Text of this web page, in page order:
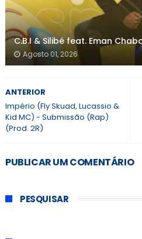
C.B.I & Silibé feat. Eman
Agosto 01, 2026
ANTERIOR
Império (Fly Skuad, Lucassio &
Kid MC) - Submissão (Rap)
(Prod. 2R)
PUBLICAR UM COMENTÁRIO
PESQUISAR